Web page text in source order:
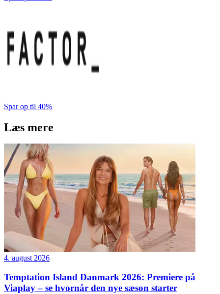
Spar op til 40%
Læs mere
4. august 2026
Temptation Island Danmark 2026: Premiere på
Viaplay – se hvornår den nye sæson starter